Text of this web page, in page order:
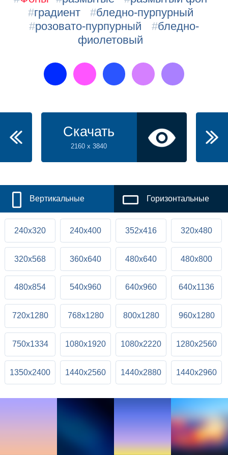
#градиент #бледно-пурпурный
#розовато-пурпурный #бледно-
фиолетовый
Скачать
2160 x 3840
Вертикальные Горизонтальные
240x320 240x400 352x416 320x480
320x568 360x640 480x640 480x800
480x854 540x960 640x960 640x1136
720x1280 768x1280 800x1280 960x1280
750x1334 1080x1920 1080x2220 1280x2560
1350x2400 1440x2560 1440x2880 1440x2960